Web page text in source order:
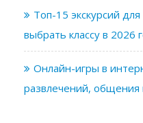
Топ-15 экскурсий
выбрать классу в 2026
Онлайн-игры в
развлечений, общения